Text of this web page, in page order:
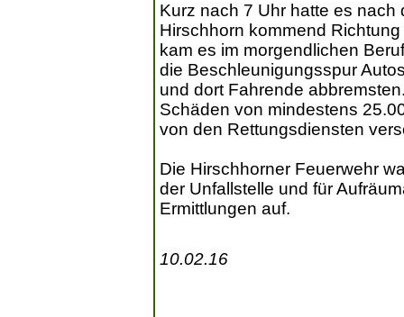
Kurz nach 7 Uhr hatte es
Hirschhorn kommend
kam es im morgendlichen
die Beschleunigungsspur
und dort Fahrende
Schäden von mindestens
von den Rettungsdiensten
Die Hirschhorner Feuerwehr
der Unfallstelle und für
Ermittlungen auf.
10.02.16